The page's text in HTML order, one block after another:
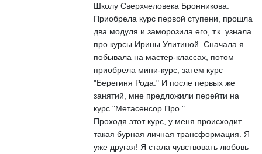
Школу Сверхчеловека Бронникова.
Приобрела курс первой ступени, прошла
два модуля и заморозила его, т.к. узнала
про курсы Ирины Улитиной. Сначала я
побывала на мастер-классах, потом
приобрела мини-курс, затем курс
"Берегиня Рода." И после первых же
занятий, мне предложили перейти на
курс "Метасенсор Про."
Проходя этот курс, у меня происходит
такая бурная личная трансформация. Я
уже другая! Я стала чувствовать любовь